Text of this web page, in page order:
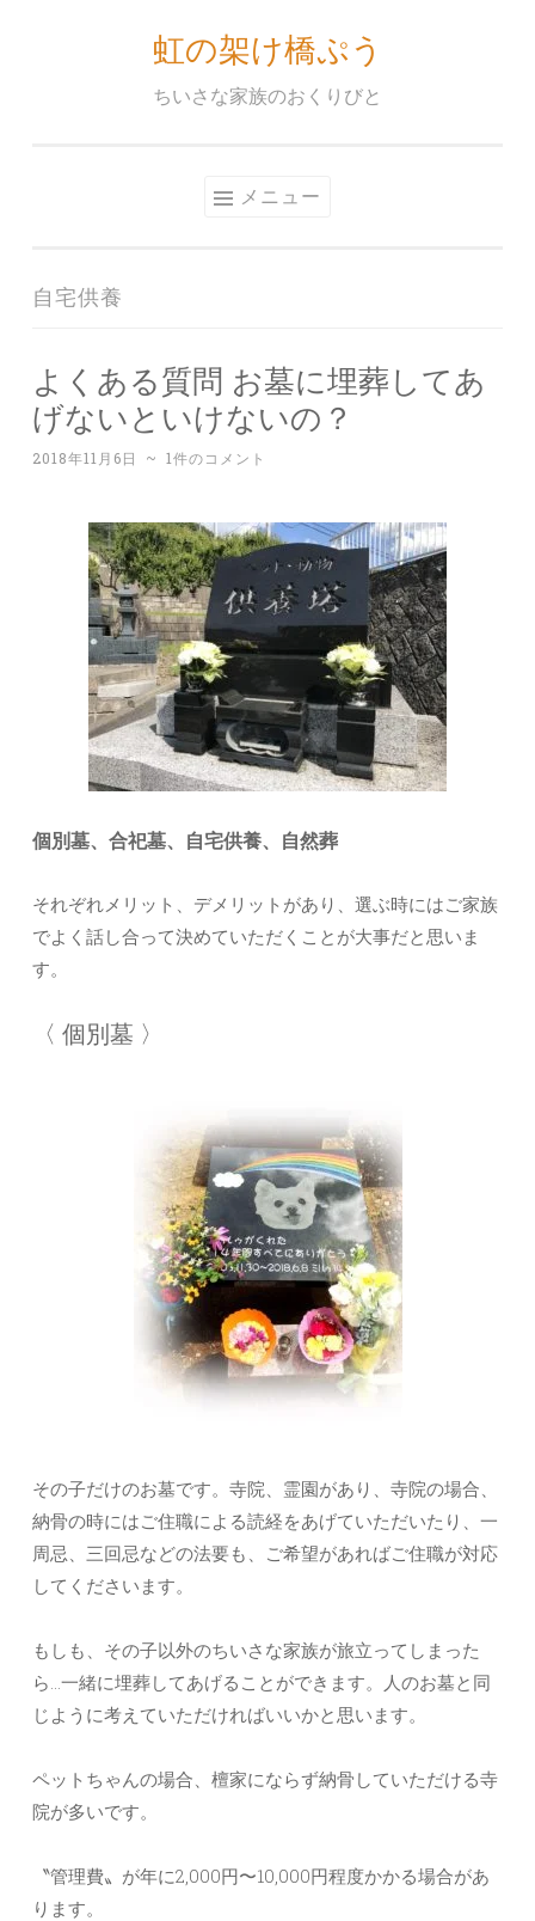
ッ
虹の架け橋ぷう
ちいさな家族のおくりびと
メニュー
自宅供養
よくある質問 お墓に埋葬してあ
げないといけないの？
2018年11月6日 ~ 1件のコメント
個別墓、合祀墓、自宅供養、自然葬
それぞれメリット、デメリットがあり、選ぶ時にはご家族
でよく話し合って決めていただくことが大事だと思いま
す。
〈 個別墓 〉
その子だけのお墓です。寺院、霊園があり、寺院の場合、
納骨の時にはご住職による読経をあげていただいたり、一
周忌、三回忌などの法要も、ご希望があればご住職が対応
してくださいます。
もしも、その子以外のちいさな家族が旅立ってしまった
ら…一緒に埋葬してあげることができます。人のお墓と同
じように考えていただければいいかと思います。
ペットちゃんの場合、檀家にならず納骨していただける寺
院が多いです。
〝管理費〟が年に2,000円〜10,000円程度かかる場合があ
ります。